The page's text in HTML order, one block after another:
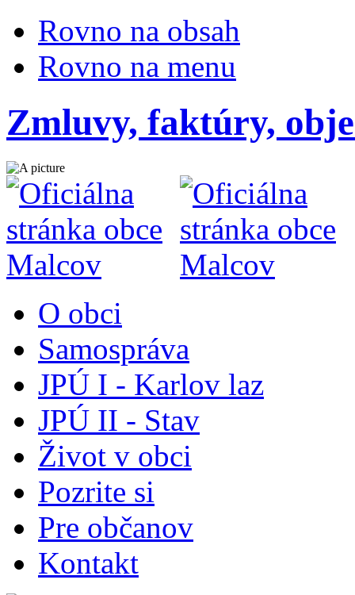
Rovno na obsah
Rovno na menu
Zmluvy, faktúry,
O obci
Samospráva
JPÚ I - Karlov laz
JPÚ II - Stav
Život v obci
Pozrite si
Pre občanov
Kontakt